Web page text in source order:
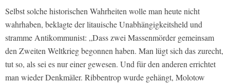
Selbst solche historischen Wahrheiten wolle man heute nicht
wahrhaben, beklagte der litauische Unabhängigkeitsheld und
stramme Antikommunist: „Dass zwei Massenmörder gemeinsam
den Zweiten Weltkrieg begonnen haben. Man lügt sich das zurecht,
tut so, als sei es nur einer gewesen. Und für den anderen errichtet
man wieder Denkmäler. Ribbentrop wurde gehängt, Molotow